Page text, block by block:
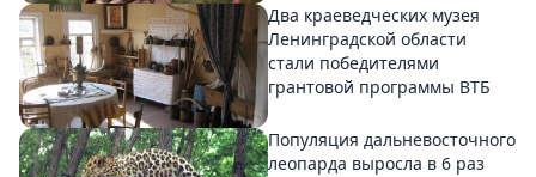
Два краеведческих музея
Ленинградской области
стали победителями
грантовой программы ВТБ
Популяция дальневосточного
леопарда выросла в 6 раз